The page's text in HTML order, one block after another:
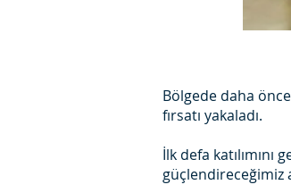
Bölgede daha
fırsatı yakaladı.
İlk defa
güçlendireceğimiz